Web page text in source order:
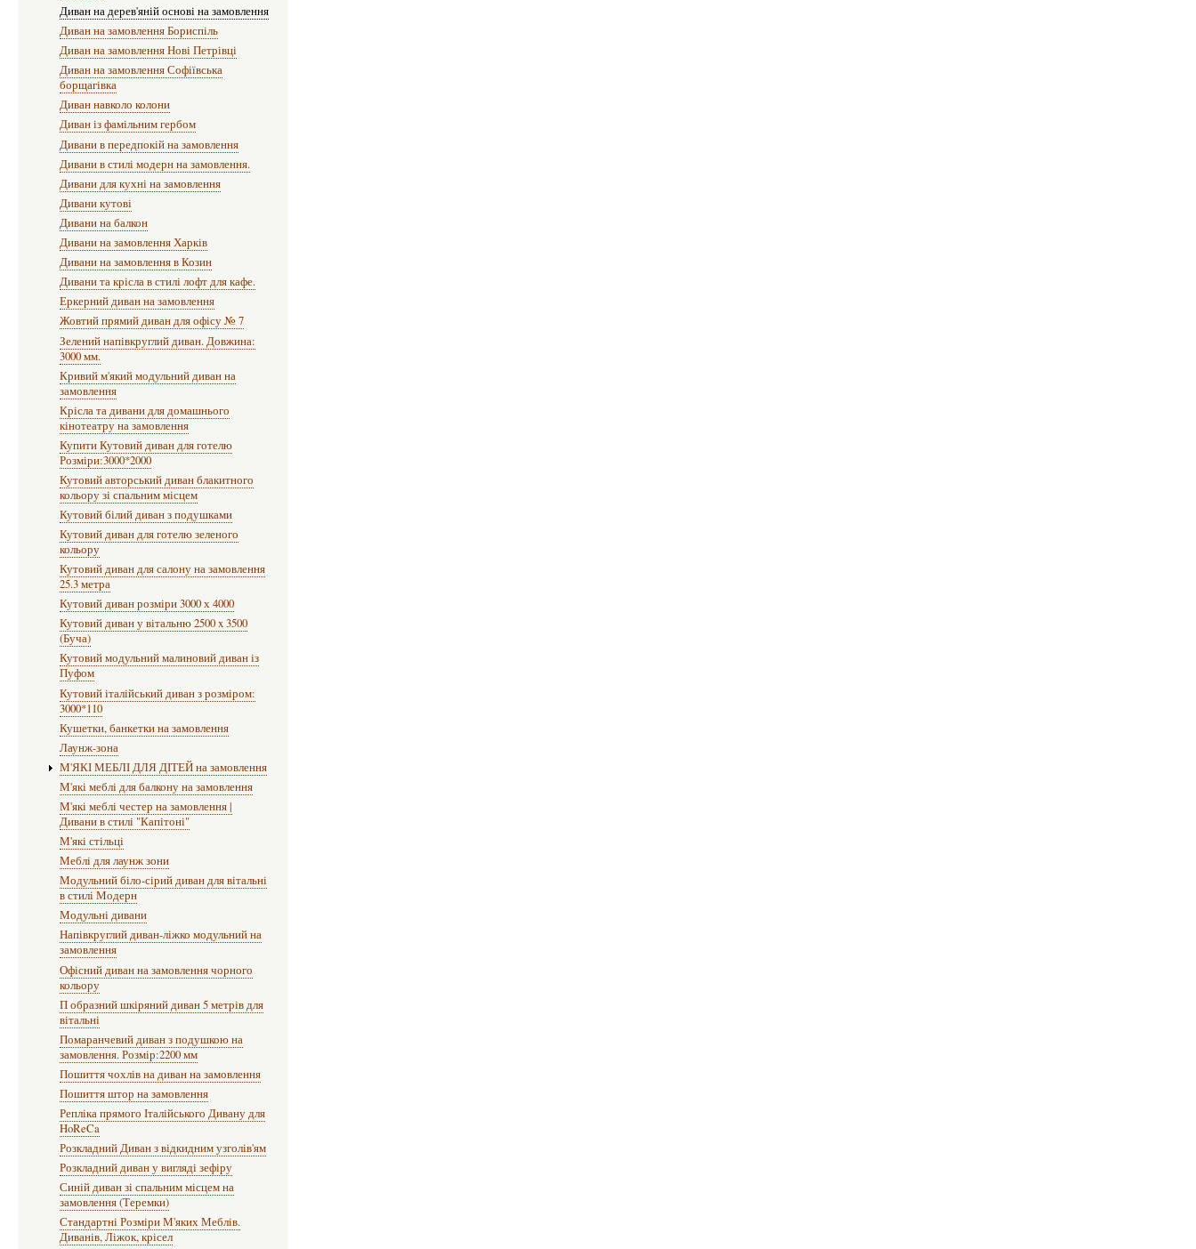
Диван на дерев'яній основі на замовлення
Диван на замовлення Бориспіль
Диван на замовлення Нові Петрівці
Диван на замовлення Софіївська
борщагівка
Диван навколо колони
Диван із фамільним гербом
Дивани в передпокій на замовлення
Дивани в стилі модерн на замовлення.
Дивани для кухні на замовлення
Дивани кутові
Дивани на балкон
Дивани на замовлення Харків
Дивани на замовлення в Козин
Дивани та крісла в стилі лофт для кафе.
Еркерний диван на замовлення
Жовтий прямий диван для офісу № 7
Зелений напівкруглий диван. Довжина:
3000 мм.
Кривий м'який модульний диван на
замовлення
Крісла та дивани для домашнього
кінотеатру на замовлення
Купити Кутовий диван для готелю
Розміри:3000*2000
Кутовий авторський диван блакитного
кольору зі спальним місцем
Кутовий білий диван з подушками
Кутовий диван для готелю зеленого
кольору
Кутовий диван для салону на замовлення
25.3 метра
Кутовий диван розміри 3000 х 4000
Кутовий диван у вітальню 2500 x 3500
(Буча)
Кутовий модульний малиновий диван із
Пуфом
Кутовий італійський диван з розміром:
3000*110
Кушетки, банкетки на замовлення
Лаунж-зона
М'ЯКІ МЕБЛІ ДЛЯ ДІТЕЙ на замовлення
М'які меблі для балкону на замовлення
М'які меблі честер на замовлення |
Дивани в стилі "Капітоні"
М'які стільці
Меблі для лаунж зони
Модульний біло-сірий диван для вітальні
в стилі Модерн
Модульні дивани
Напівкруглий диван-ліжко модульний на
замовлення
Офісний диван на замовлення чорного
кольору
П образний шкіряний диван 5 метрів для
вітальні
Помаранчевий диван з подушкою на
замовлення. Розмір:2200 мм
Пошиття чохлів на диван на замовлення
Пошиття штор на замовлення
Репліка прямого Італійського Дивану для
HoReCa
Розкладний Диван з відкидним узголів'ям
Розкладний диван у вигляді зефіру
Синій диван зі спальним місцем на
замовлення (Теремки)
Стандартні Розміри М'яких Меблів.
Диванів, Ліжок, крісел